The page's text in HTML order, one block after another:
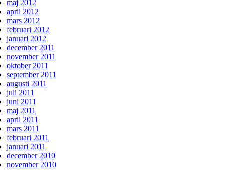
maj 2012
april 2012
mars 2012
februari 2012
januari 2012
december 2011
november 2011
oktober 2011
september 2011
augusti 2011
juli 2011
juni 2011
maj 2011
april 2011
mars 2011
februari 2011
januari 2011
december 2010
november 2010